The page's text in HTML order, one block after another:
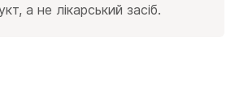
а не лікарський засіб.